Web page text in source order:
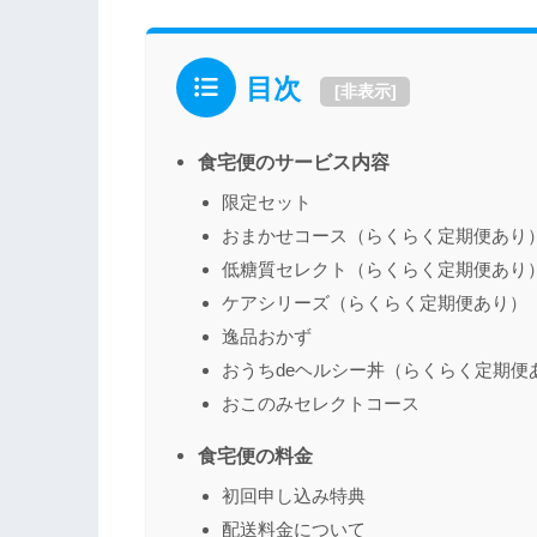
目次 [非表示]
食宅便のサービス内容
限定セット
おまかせコース（らくらく定期便あり）
低糖質セレクト（らくらく定期便あり）
ケアシリーズ（らくらく定期便あり）
逸品おかず
おうちdeヘルシー丼（らくらく定期便
おこのみセレクトコース
食宅便の料金
初回申し込み特典
配送料金について